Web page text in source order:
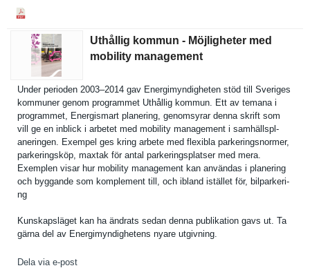
Uthållig kommun - Möjligheter med
mobility management
Under perioden 2003–2014 gav Energimynd­igheten stöd till Sveriges
kommuner genom programmet Uthållig kommun. Ett av temana i
programmet, Energismar­t planering, genomsyrar denna skrift som
vill ge en inblick i arbetet med mobility management i samhällspl­
aneringen. Exempel ges kring arbete med flexibla parkerings­normer,
parkerings­köp, maxtak för antal parkerings­platser med mera.
Exemplen visar hur mobility management kan användas i planering
och byggande som komplement till, och ibland istället för, bilparkeri­
ng
Kunskapslä­get kan ha ändrats sedan denna publikatio­n gavs ut. Ta
gärna del av Energimynd­ighetens nyare utgivning.
Dela via e-post